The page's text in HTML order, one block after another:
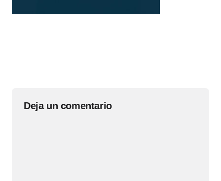
Deja un comentario